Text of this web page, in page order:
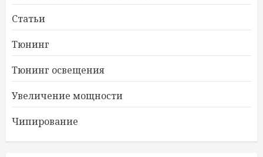
Статьи
Тюнинг
Тюнинг освещения
Увеличение мощности
Чипирование